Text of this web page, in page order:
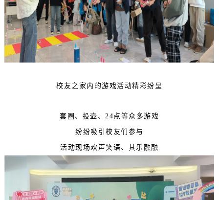
校友之家内的游戏活动精彩纷呈
套圈、投壶、24点等众多游戏
纷纷吸引校友们参与
活动现场欢声笑语、其乐融融